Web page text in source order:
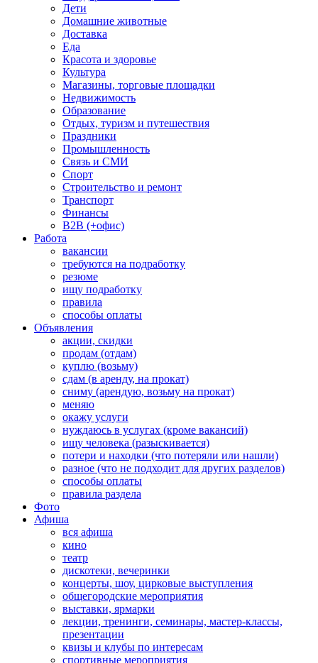
Дети
Домашние животные
Доставка
Еда
Красота и здоровье
Культура
Магазины, торговые площадки
Недвижимость
Образование
Отдых, туризм и путешествия
Праздники
Промышленность
Связь и СМИ
Спорт
Строительство и ремонт
Транспорт
Финансы
B2B (+офис)
Работа
вакансии
требуются на подработку
резюме
ищу подработку
правила
способы оплаты
Объявления
акции, скидки
продам (отдам)
куплю (возьму)
сдам (в аренду, на прокат)
сниму (арендую, возьму на прокат)
меняю
окажу услуги
нуждаюсь в услугах (кроме вакансий)
ищу человека (разыскивается)
потери и находки (что потеряли или нашли)
разное (что не подходит для других разделов)
способы оплаты
правила раздела
Фото
Афиша
вся афиша
кино
театр
дискотеки, вечеринки
концерты, шоу, цирковые выступления
общегородские мероприятия
выставки, ярмарки
лекции, тренинги, семинары, мастер-классы,
презентации
квизы и клубы по интересам
спортивные мероприятия